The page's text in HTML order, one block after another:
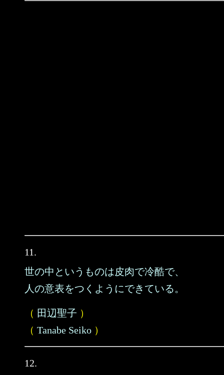
11.
世の中というものは皮肉で冷酷で、
人の意表をつくようにできている。
（ 田辺聖子 ）
（ Tanabe Seiko ）
12.